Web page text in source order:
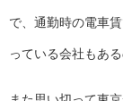
で、通勤時の電車
っている会社もあ